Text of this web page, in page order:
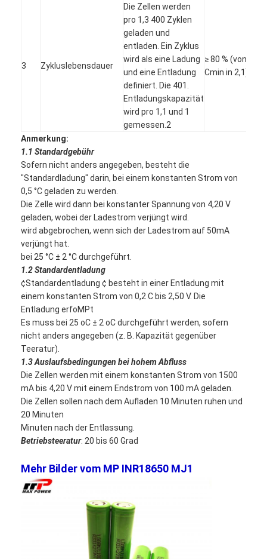
Treten Sie mit uns in Verbindung
Batterie des Lithiums lifepo4
Lithiumionenakkus
Lithium-Polymer-Akku
Energieakkumulatoren
NiMH Akkus
NiCd-Akkus
LCD-Ladegerät
NiMH Akkus
NiCd-Akkus
Lithium Ion Akku-packs
aufladbare Taschenlae Batterie
Batterie Lis Mno2
Batterie Lis Socl2
Primärlithium-batterie
3 Zykluslebensdauer
Die Zellen werden
pro 1,3 400 Zyklen
geladen und
entladen. Ein Zyklus
wird als eine Ladung
und eine Entladung
definiert. Die 401.
Entladungskapazität
wird pro 1,1 und 1
gemessen.2
≥ 80 % (von
Cmin in 2,1)
Anmerkung:
1.1 Standardgebühr
Sofern nicht anders angegeben, besteht die
"Standardladung" darin, bei einem konstanten Strom von
0,5 °C geladen zu werden.
Die Zelle wird dann bei konstanter Spannung von 4,20 V
geladen, wobei der Ladestrom verjüngt wird.
wird abgebrochen, wenn sich der Ladestrom auf 50mA
verjüngt hat.
bei 25 °C ± 2 °C durchgeführt.
1.2 Standardentladung
¢Standardentladung ¢ besteht in einer Entladung mit
einem konstanten Strom von 0,2 C bis 2,50 V. Die
Entladung erfoMPt
Es muss bei 25 oC ± 2 oC durchgeführt werden, sofern
nicht anders angegeben (z. B. Kapazität gegenüber
Teeratur).
1.3 Auslaufsbedingungen bei hohem Abfluss
Die Zellen werden mit einem konstanten Strom von 1500
mA bis 4,20 V mit einem Endstrom von 100 mA geladen.
Die Zellen sollen nach dem Aufladen 10 Minuten ruhen und
20 Minuten
Minuten nach der Entlassung.
Betriebsteeratur: 20 bis 60 Grad
Mehr Bilder vom MP INR18650 MJ1